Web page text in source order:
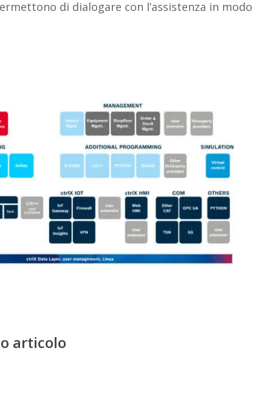
di dialogare con l’assistenza in modo
articolo